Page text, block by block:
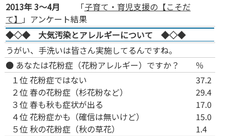
2013年 3～4月 「子育て・育児支援の【こそだ
て】 」アンケート結果
◆◇◆ 大気汚染とアレルギーについて ◆◇◆
うがい、手洗いは皆さん実施してるんですね。
● あなたは花粉症（花粉アレルギー）ですか？
％
１位
２位
３位
４位
５位
花粉症ではない
春の花粉症（杉花粉など）
春も秋も症状が出る
花粉症かも（確信は無いけど）
秋の花粉症（秋の草花）
37.2
29.4
17.0
15.0
1.4